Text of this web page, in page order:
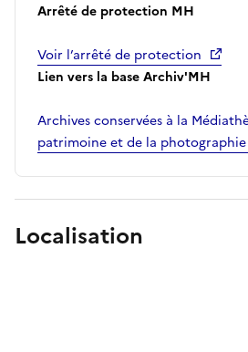
Arrêté de protection MH
Voir l’arrêté de protection
Lien vers la base Archiv'MH
Archives conservées à la
patrimoine et de la photographie
Localisation